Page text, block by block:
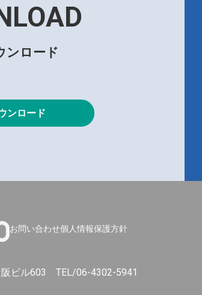
ンロード
ンロード
お問い合わせ個人情報保護方針
阪ビル603TEL/06-4302-5941